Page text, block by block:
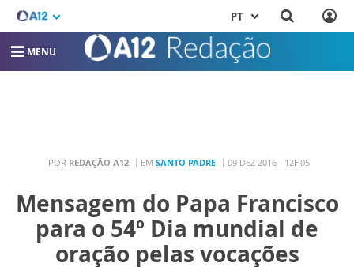
PT
MENU
POR REDAÇÃO A12 EM SANTO PADRE 09 DEZ 2016 - 12H05
Mensagem do Papa Francisco
para o 54º Dia mundial de
oração pelas vocações